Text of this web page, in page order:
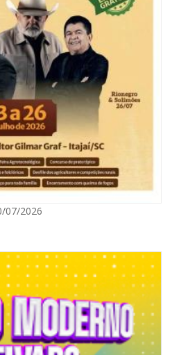
com ajuda de mergulhadores e
07/2026